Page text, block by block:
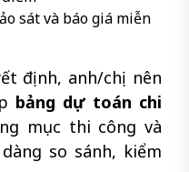
sát và báo giá miễn
định, anh/chị nên
bảng dự toán chi
mục thi công và
so sánh, kiểm